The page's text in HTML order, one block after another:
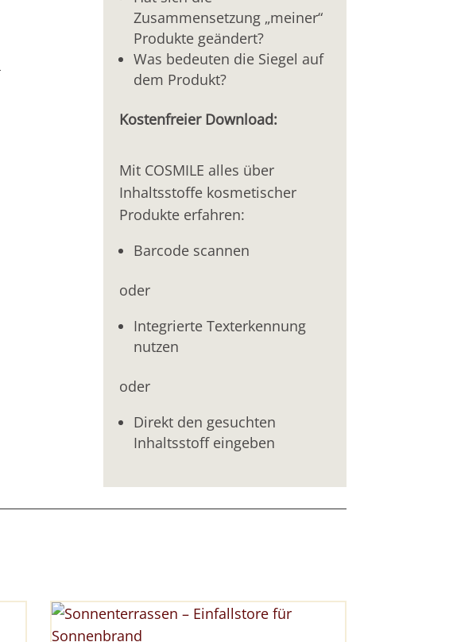
Zusammensetzung „meiner“
Produkte geändert?
Was bedeuten die Siegel auf
dem Produkt?
Kostenfreier Download:
Mit COSMILE alles über
Inhaltsstoffe kosmetischer
Produkte erfahren:
Barcode scannen
oder
Integrierte Texterkennung
nutzen
oder
Direkt den gesuchten
Inhaltsstoff eingeben